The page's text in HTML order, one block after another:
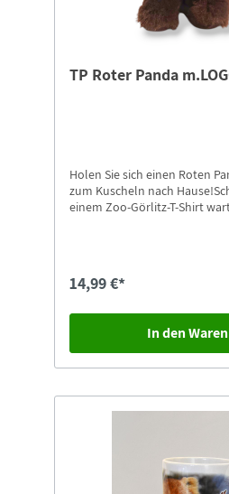
TP Roter Panda
Holen Sie sich einen Roten
zum Kuscheln nach
einem Zoo-Görlitz-T-Shirt
bedruckt mit unserem Logo +
Naturschutz-Tierpark Görlitz
14,99 €*
In den